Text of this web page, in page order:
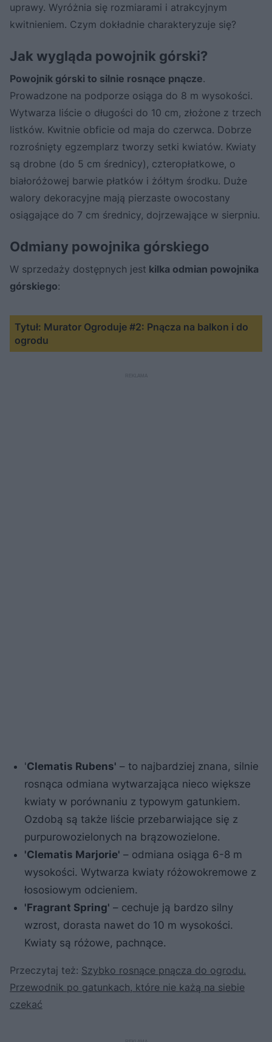
uprawy. Wyróżnia się rozmiarami i atrakcyjnym
kwitnieniem. Czym dokładnie charakteryzuje się?
Jak wygląda powojnik górski?
Powojnik górski to silnie rosnące pnącze.
Prowadzone na podporze osiąga do 8 m wysokości.
Wytwarza liście o długości do 10 cm, złożone z trzech
listków. Kwitnie obficie od maja do czerwca. Dobrze
rozrośnięty egzemplarz tworzy setki kwiatów. Kwiaty
są drobne (do 5 cm średnicy), czteropłatkowe, o
białoróżowej barwie płatków i żółtym środku. Duże
walory dekoracyjne mają pierzaste owocostany
osiągające do 7 cm średnicy, dojrzewające w sierpniu.
Odmiany powojnika górskiego
W sprzedaży dostępnych jest kilka odmian powojnika
górskiego:
Tytuł: Murator Ogroduje #2: Pnącza na balkon i do
ogrodu
'Clematis Rubens' – to najbardziej znana, silnie
rosnąca odmiana wytwarzająca nieco większe
kwiaty w porównaniu z typowym gatunkiem.
Ozdobą są także liście przebarwiające się z
purpurowozielonych na brązowozielone.
'Clematis Marjorie' – odmiana osiąga 6-8 m
wysokości. Wytwarza kwiaty różowokremowe z
łososiowym odcieniem.
'Fragrant Spring' – cechuje ją bardzo silny
wzrost, dorasta nawet do 10 m wysokości.
Kwiaty są różowe, pachnące.
Przeczytaj też: Szybko rosnące pnącza do ogrodu.
Przewodnik po gatunkach, które nie każą na siebie
czekać